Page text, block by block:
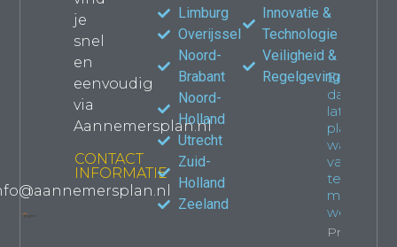
je
snel
en
eenvoudig
via
Aannemersplan.nl
CONTACT
INFORMATIE
Limburg
Overijssel
Noord-
Brabant
Noord-
Holland
Utrecht
Zuid-
Holland
Zeeland
Innovatie &
Technologie
Veiligheid &
Regelgeving
Een
dakkapel
laten
plaatsen:
wat je
van
tevoren
moet
weten
Property